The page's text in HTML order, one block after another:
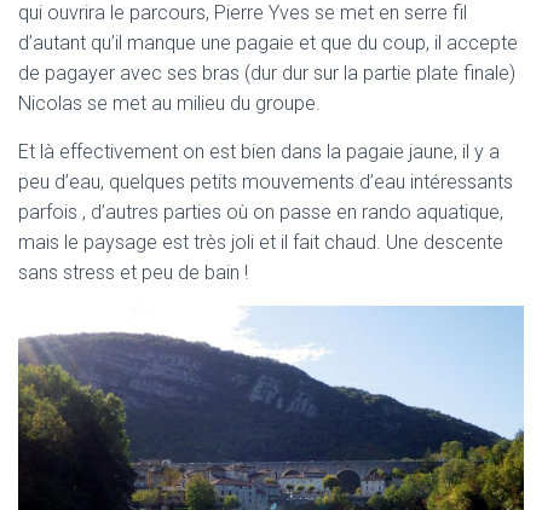
qui ouvrira le parcours, Pierre Yves se met en serre fil
d’autant qu’il manque une pagaie et que du coup, il accepte
de pagayer avec ses bras (dur dur sur la partie plate finale)
Nicolas se met au milieu du groupe.
Et là effectivement on est bien dans la pagaie jaune, il y a
peu d’eau, quelques petits mouvements d’eau intéressants
parfois , d’autres parties où on passe en rando aquatique,
mais le paysage est très joli et il fait chaud. Une descente
sans stress et peu de bain !